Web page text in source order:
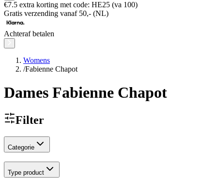
€7.5 extra korting met code: HE25 (va 100)
Gratis verzending vanaf 50,- (NL)
Achteraf betalen
Womens
/Fabienne Chapot
Dames Fabienne Chapot
Filter
Categorie
Type product